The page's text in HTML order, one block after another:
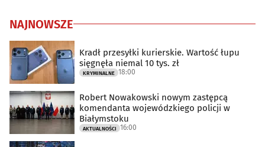
NAJNOWSZE
Kradł przesyłki kurierskie. Wartość łupu
sięgnęła niemal 10 tys. zł
KRYMINALNE 18:00
Robert Nowakowski nowym zastępcą
komendanta wojewódzkiego policji w
Białymstoku
AKTUALNOŚCI 16:00